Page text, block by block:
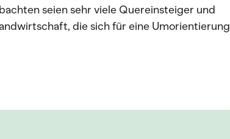
seien sehr viele Quereinsteiger und
die sich für eine Umorientierung